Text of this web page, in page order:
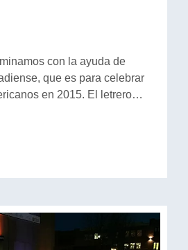
con la ayuda de
que es para celebrar
en 2015. El letrero
en la hermosa Toronto.